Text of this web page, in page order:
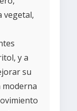
vegetal,
y a
su
moderna